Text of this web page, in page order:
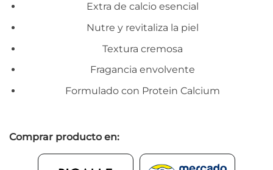
Extra de calcio esencial
Nutre y revitaliza la piel
Textura cremosa
Fragancia envolvente
Formulado con Protein Calcium
Comprar producto en: